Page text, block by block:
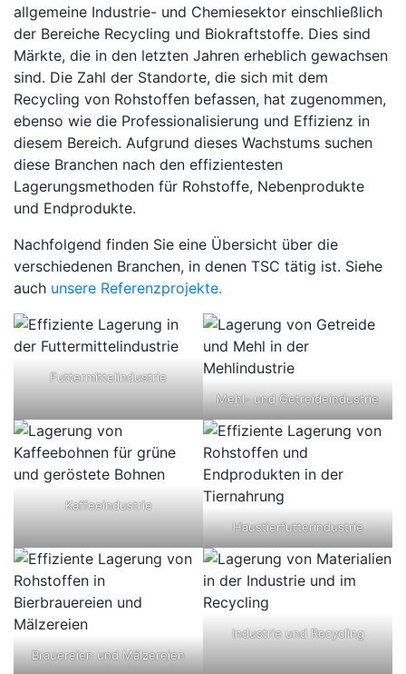
allgemeine Industrie- und Chemiesektor einschließlich
der Bereiche Recycling und Biokraftstoffe. Dies sind
Märkte, die in den letzten Jahren erheblich gewachsen
sind. Die Zahl der Standorte, die sich mit dem
Recycling von Rohstoffen befassen, hat zugenommen,
ebenso wie die Professionalisierung und Effizienz in
diesem Bereich. Aufgrund dieses Wachstums suchen
diese Branchen nach den effizientesten
Lagerungsmethoden für Rohstoffe, Nebenprodukte
und Endprodukte.
Nachfolgend finden Sie eine Übersicht über die
verschiedenen Branchen, in denen TSC tätig ist. Siehe
auch unsere Referenzprojekte.
Futtermittelindustrie
Mehl- und Getreideindustrie
Kaffeeindustrie
Haustierfutterindustrie
Brauereien und Mälzereien
Industrie und Recycling